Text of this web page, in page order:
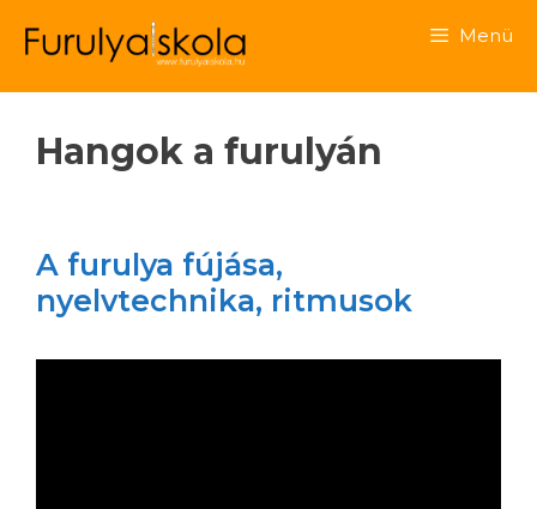
Menü
Hangok a furulyán
A furulya fújása,
nyelvtechnika, ritmusok